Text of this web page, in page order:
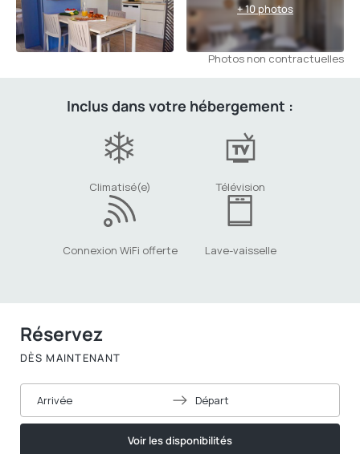
+ 10 photos
Photos non contractuelles
Inclus dans votre hébergement :
Climatisé(e) Télévision
Connexion WiFi offerte Lave-vaisselle
Réservez
DÈS MAINTENANT
Arrivée Départ
Voir les disponibilités